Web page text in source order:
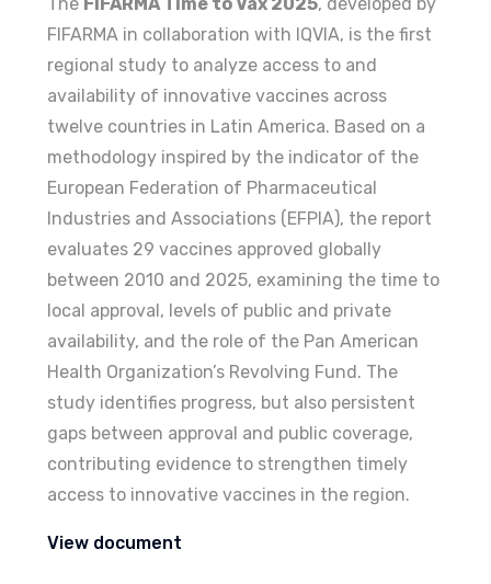
FIFARMA in collaboration with IQVIA, is the first
regional study to analyze access to and
availability of innovative vaccines across
twelve countries in Latin America. Based on a
methodology inspired by the indicator of the
European Federation of Pharmaceutical
Industries and Associations (EFPIA), the report
evaluates 29 vaccines approved globally
between 2010 and 2025, examining the time to
local approval, levels of public and private
availability, and the role of the Pan American
Health Organization’s Revolving Fund. The
study identifies progress, but also persistent
gaps between approval and public coverage,
contributing evidence to strengthen timely
access to innovative vaccines in the region.
View document